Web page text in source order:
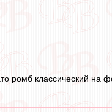
ромб классический на